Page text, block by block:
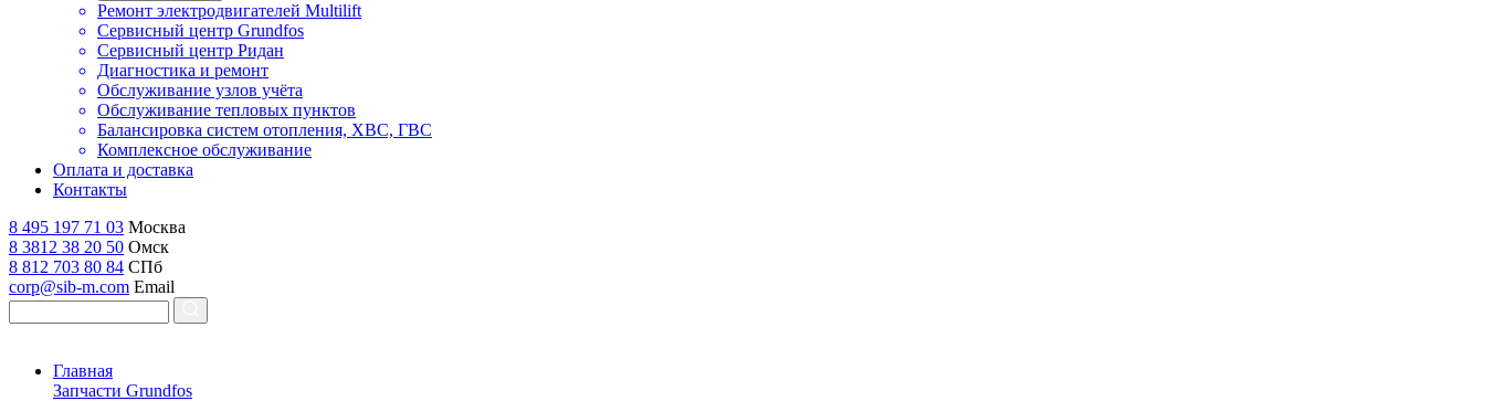
Ремонт электродвигателей Multilift
Сервисный центр Grundfos
Сервисный центр Ридан
Диагностика и ремонт
Обслуживание узлов учёта
Обслуживание тепловых пунктов
Балансировка систем отопления, ХВС, ГВС
Комплексное обслуживание
Оплата и доставка
Контакты
8 495 197 71 03 Москва
8 3812 38 20 50 Омск
8 812 703 80 84 СПб
corp@sib-m.com Email
Главная
Запчасти Grundfos